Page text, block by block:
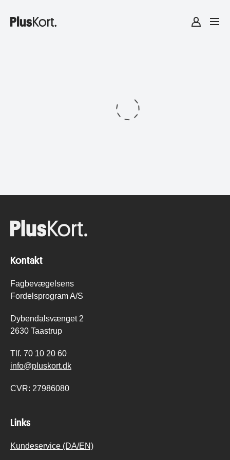
Kontakt
Fagbevægelsens
Fordelsprogram A/S
Dybendalsvænget 2
2630 Taastrup
Tlf. 70 10 20 60
info@pluskort.dk
CVR: 27986080
Links
Kundeservice (DA/EN)